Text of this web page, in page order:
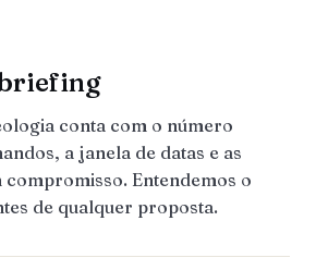
conta com o número
a janela de datas e as
compromisso. Entendemos o
de qualquer proposta.